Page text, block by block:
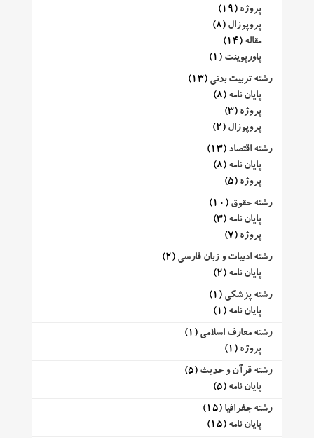
پروژه (19)
پروپوزال (8)
مقاله (14)
پاورپوینت (1)
رشته تربیت بدنی (13)
پایان نامه (8)
پروژه (3)
پروپوزال (2)
رشته اقتصاد (13)
پایان نامه (8)
پروژه (5)
رشته حقوق (10)
پایان نامه (3)
پروژه (7)
رشته ادبیات و زبان فارسی (2)
پایان نامه (2)
رشته پزشکی (1)
پایان نامه (1)
رشته معارف اسلامی (1)
پروژه (1)
رشته قرآن و حدیث (5)
پایان نامه (5)
رشته جغرافیا (15)
پایان نامه (15)